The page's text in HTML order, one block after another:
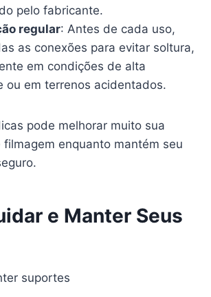
pelo fabricante.
regular: Antes de cada uso,
as conexões para evitar soltura,
em condições de alta
ou em terrenos acidentados.
pode melhorar muito sua
filmagem enquanto mantém seu
e Manter Seus